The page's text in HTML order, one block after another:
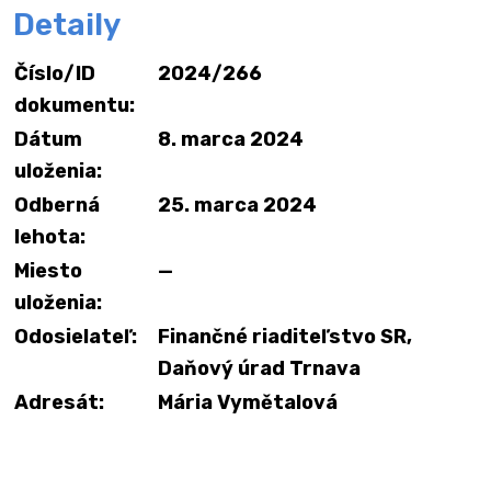
Detaily
Číslo/ID
dokumentu:
2024/266
Dátum
uloženia:
8. marca 2024
Odberná
lehota:
25. marca 2024
Miesto
uloženia:
—
Odosielateľ:
Finančné riaditeľstvo SR,
Daňový úrad Trnava
Adresát:
Mária Vymětalová